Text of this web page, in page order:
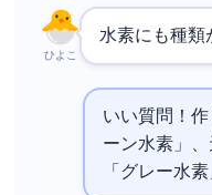
ひよこ
水素にも種類
いい質問！
ーン水素」、
「グレー水